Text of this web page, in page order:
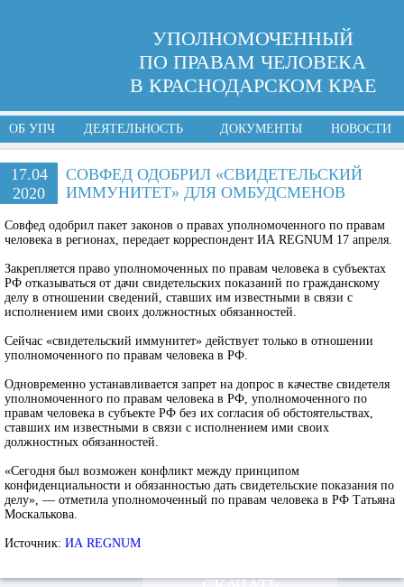
УПОЛНОМОЧЕННЫЙ
ПО ПРАВАМ ЧЕЛОВЕКА
В КРАСНОДАРСКОМ КРАЕ
ОБ УПЧ ДЕЯТЕЛЬНОСТЬ ДОКУМЕНТЫ НОВОСТИ
17.04
2020
СОВФЕД ОДОБРИЛ «СВИДЕТЕЛЬСКИЙ
ИММУНИТЕТ» ДЛЯ ОМБУДСМЕНОВ
Совфед одобрил пакет законов о правах уполномоченного по правам
человека в регионах, передает корреспондент ИА REGNUM 17 апреля.
Закрепляется право уполномоченных по правам человека в субъектах
РФ отказываться от дачи свидетельских показаний по гражданскому
делу в отношении сведений, ставших им известными в связи с
исполнением ими своих должностных обязанностей.
Сейчас «свидетельский иммунитет» действует только в отношении
уполномоченного по правам человека в РФ.
Одновременно устанавливается запрет на допрос в качестве свидетеля
уполномоченного по правам человека в РФ, уполномоченного по
правам человека в субъекте РФ без их согласия об обстоятельствах,
ставших им известными в связи с исполнением ими своих
должностных обязанностей.
«Сегодня был возможен конфликт между принципом
конфиденциальности и обязанностью дать свидетельские показания по
делу», — отметила уполномоченный по правам человека в РФ Татьяна
Москалькова.
Источник: ИА REGNUM